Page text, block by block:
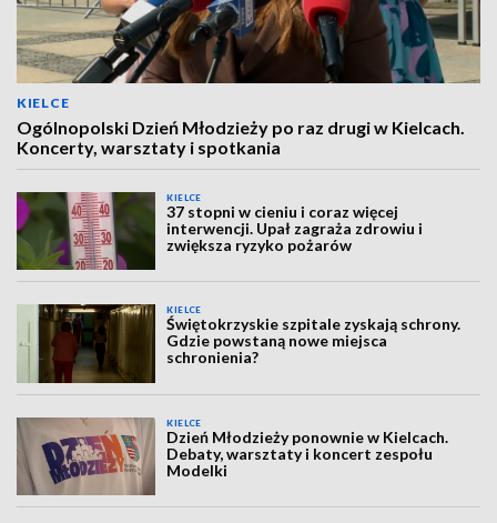
KIELCE
Ogólnopolski Dzień Młodzieży po raz drugi w Kielcach.
Koncerty, warsztaty i spotkania
KIELCE
37 stopni w cieniu i coraz więcej
interwencji. Upał zagraża zdrowiu i
zwiększa ryzyko pożarów
KIELCE
Świętokrzyskie szpitale zyskają schrony.
Gdzie powstaną nowe miejsca
schronienia?
KIELCE
Dzień Młodzieży ponownie w Kielcach.
Debaty, warsztaty i koncert zespołu
Modelki